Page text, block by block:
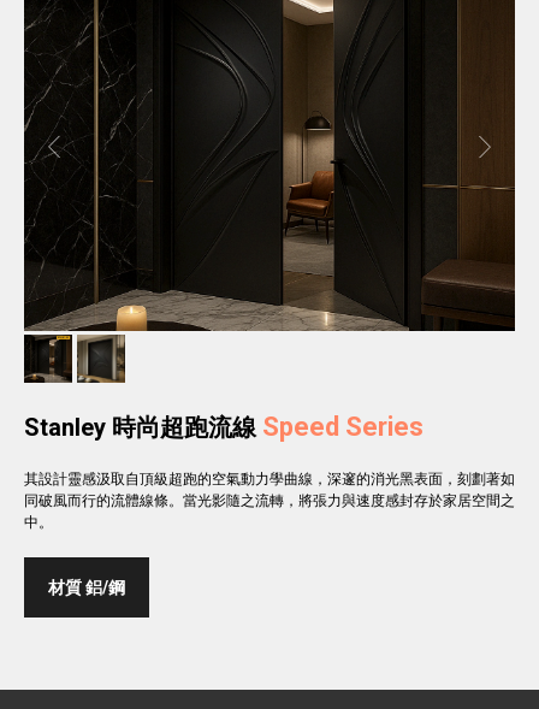
Stanley 時尚超跑流線 Speed Series
其設計靈感汲取自頂級超跑的空氣動力學曲線，深邃的消光黑表面，刻劃著如
同破風而行的流體線條。當光影隨之流轉，將張力與速度感封存於家居空間之
中。
材質 鋁/鋼